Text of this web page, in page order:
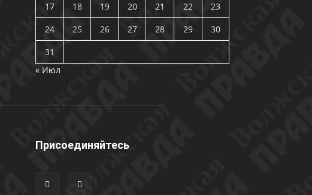
17
18 19 20 21 22
23
24
25 26 27 28 29
30
31
« Июл
Присоединяйтесь